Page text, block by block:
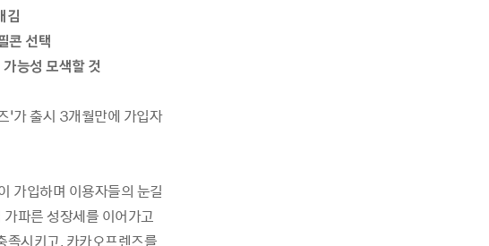
김
콘 선택
능성 모색할 것
’가 출시 3개월만에 가입자
가입하며 이용자들의 눈길
파른 성장세를 이어가고
족시키고, 카카오프렌즈를